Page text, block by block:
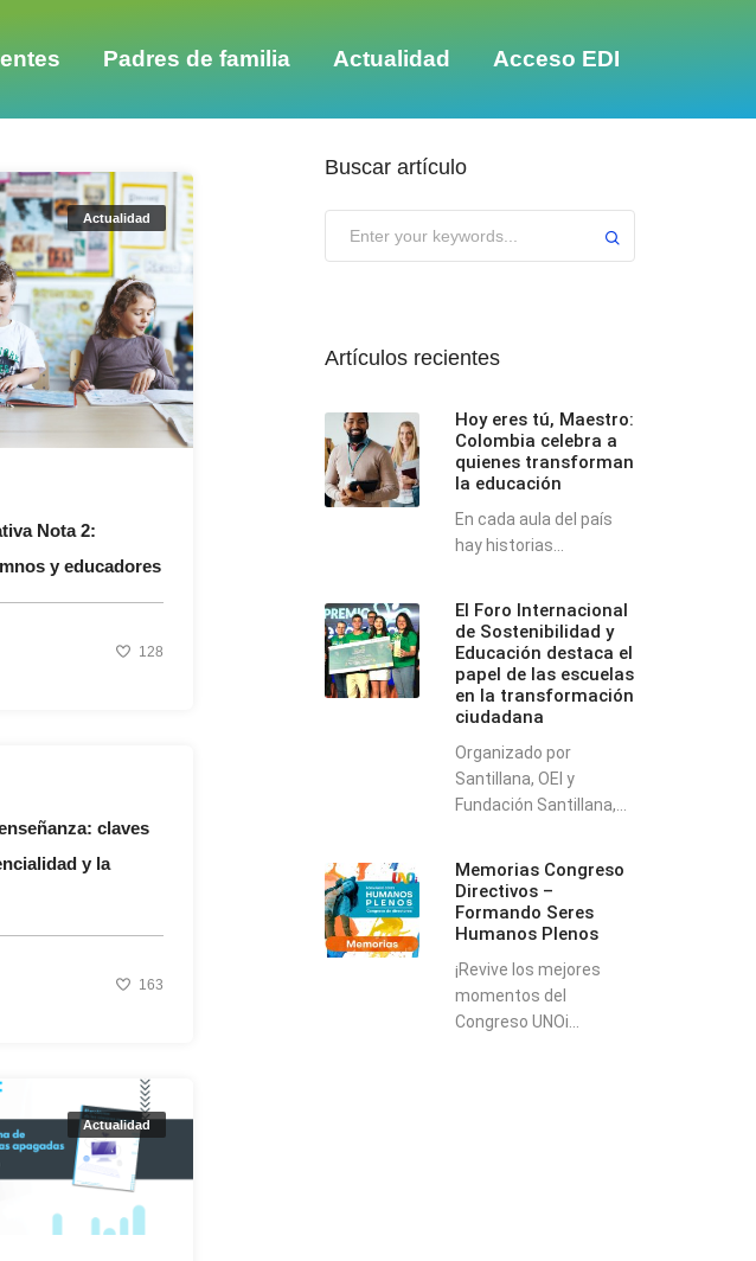
Padres de familia Actualidad Acceso EDI
Actualidad
Nota 2:
y educadores
128
claves
y la
163
Actualidad
Buscar artículo
Artículos recientes
Hoy eres tú, Maestro:
Colombia celebra a
quienes transforman
la educación
En cada aula del país
hay historias...
El Foro Internacional
de Sostenibilidad y
Educación destaca el
papel de las escuelas
en la transformación
ciudadana
Organizado por
Santillana, OEI y
Fundación Santillana,...
Memorias Congreso
Directivos –
Formando Seres
Humanos Plenos
¡Revive los mejores
momentos del
Congreso UNOi...